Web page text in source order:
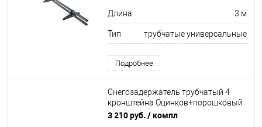
Длина 3 м
Тип трубчатые универсальные
Подробнее
Снегозадержатель трубчатый 4
кронштейна Оцинков+порошковый
окрас 3000мм Чеккер
3 210 руб. / компл